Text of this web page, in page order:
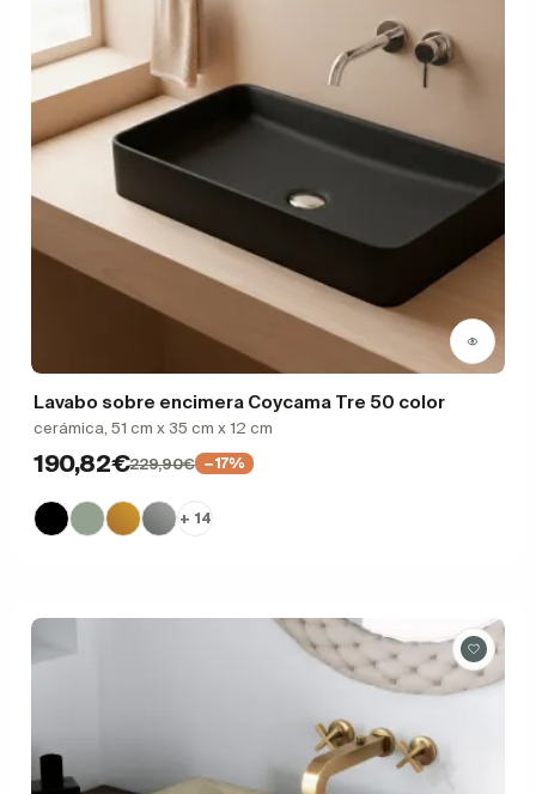
Lavabo sobre encimera Coycama Tre 50 color
cerámica, 51 cm x 35 cm x 12 cm
190,82€229,90€ −17%
+ 14